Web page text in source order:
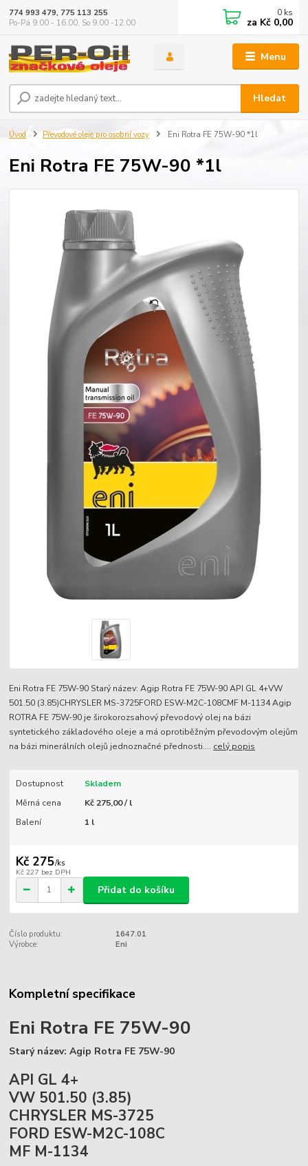
Menu
Hledat
774 993 479, 775 113 255
Po-Pá 9.00 - 16.00, So 9.00 -12.00
0 ks
za Kč 0,00
Úvod Převodové oleje pro osobní vozy Eni Rotra FE 75W-90 *1l
Eni Rotra FE 75W-90 *1l
Eni Rotra FE 75W-90 Starý název: Agip Rotra FE 75W-90 API GL 4+VW
501.50 (3.85)CHRYSLER MS-3725FORD ESW-M2C-108CMF M-1134 Agip
ROTRA FE 75W-90 je širokorozsahový převodový olej na bázi
syntetického základového oleje a má oprotiběžným převodovým olejům
na bázi minerálních olejů jednoznačné přednosti.... celý popis
Dostupnost
Skladem
Měrná cena
Kč 275,00 / l
Balení
1 l
Kč 275/ks
Kč 227 bez DPH
Přidat do košíku
Číslo produktu:
1647.01
Výrobce:
Eni
Kompletní specifikace
Eni Rotra FE 75W-90
Starý název: Agip Rotra FE 75W-90
API GL 4+
VW 501.50 (3.85)
CHRYSLER MS-3725
FORD ESW-M2C-108C
MF M-1134